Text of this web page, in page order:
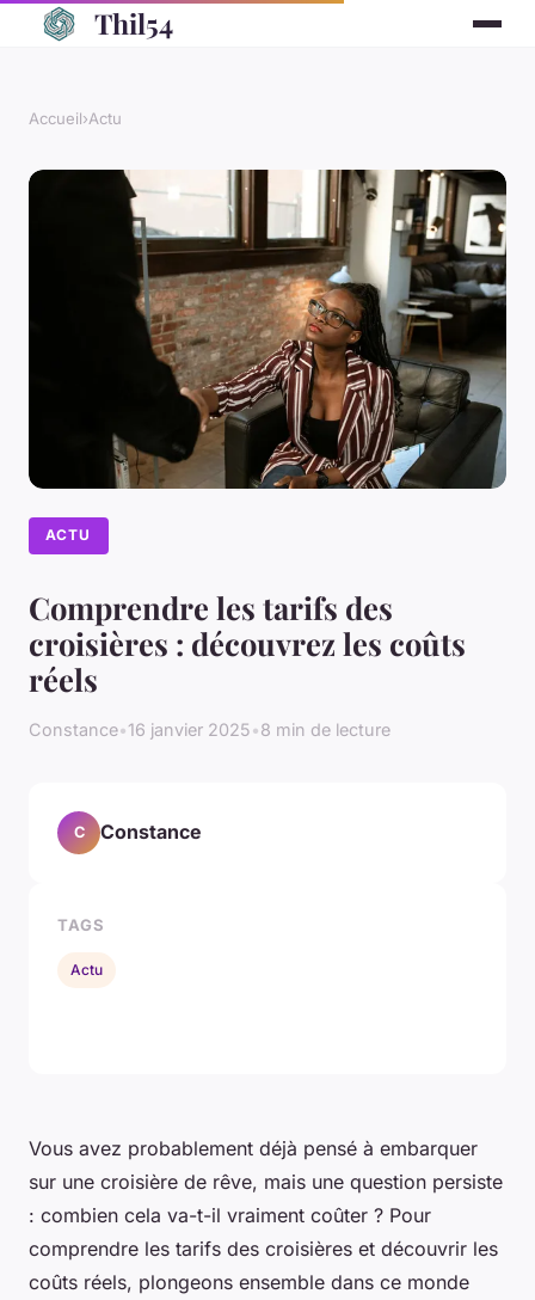
Thil54
Accueil›Actu
ACTU
Comprendre les tarifs des
croisières : découvrez les coûts
réels
Constance•16 janvier 2025•8 min de lecture
Vous avez probablement déjà pensé à embarquer
sur une croisière de rêve, mais une question persiste
: combien cela va-t-il vraiment coûter ? Pour
comprendre les tarifs des croisières et découvrir les
coûts réels, plongeons ensemble dans ce monde
C Constance
TAGS
Actu